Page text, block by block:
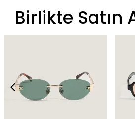
Birlikte Satın